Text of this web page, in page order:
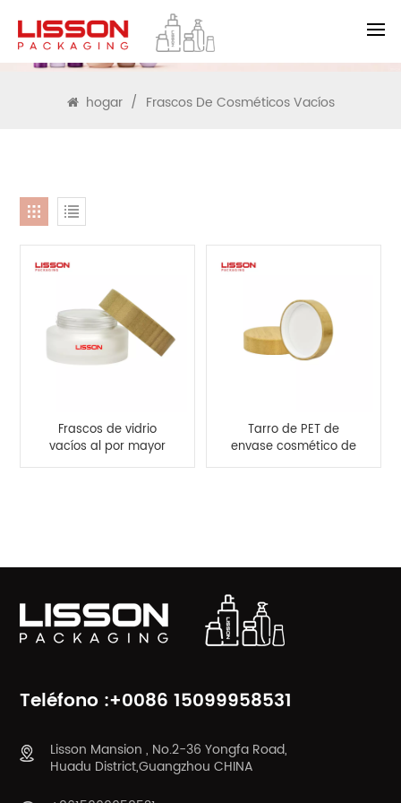
BUSCAR
hogar / Frascos De Cosméticos Vacíos
Frascos de vidrio
vacíos al por mayor
de 30 g y 50 g con
Tarro de PET de
envase cosmético de
250 ml con tapa de
Teléfono :+0086 15099958531
Lisson Mansion , No.2-36 Yongfa Road,
Huadu District,Guangzhou CHINA